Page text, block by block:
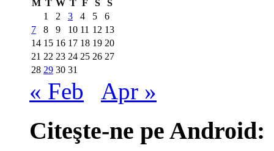
M T W T F S
S
1
2 3 4 5
6
7
8 9 10 11 12 13
14 15 16 17 18 19 20
21 22 23 24 25 26 27
28 29 30 31
« Feb Apr »
Citeşte-ne pe Android: